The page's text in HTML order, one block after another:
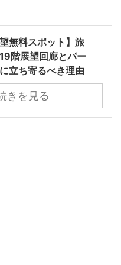
無料スポット】旅
階展望回廊とパー
立ち寄るべき理由
きを見る